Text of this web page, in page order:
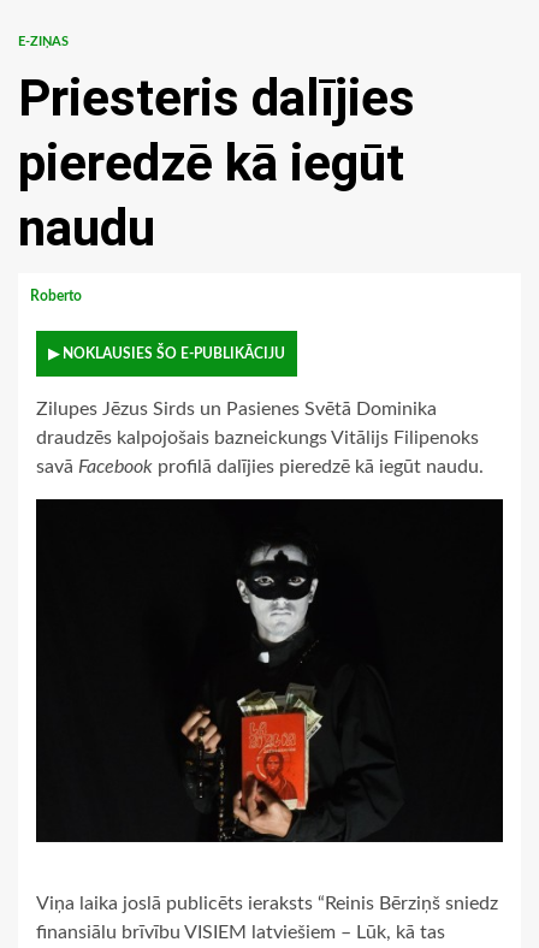
E-ZIŅAS
Priesteris dalījies
pieredzē kā iegūt
naudu
Roberto
▶ NOKLAUSIES ŠO E-PUBLIKĀCIJU
Zilupes Jēzus Sirds un Pasienes Svētā Dominika
draudzēs kalpojošais bazneickungs Vitālijs Filipenoks
savā Facebook profilā dalījies pieredzē kā iegūt naudu.
Viņa laika joslā publicēts ieraksts “Reinis Bērziņš sniedz
finansiālu brīvību VISIEM latviešiem – Lūk, kā tas